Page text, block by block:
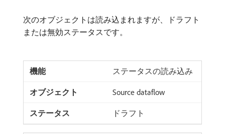
次のオブジェクトは読み込まれますが、ドラフト
または無効ステータスです。
ステータスの読み込み
Source dataflow
ドラフト